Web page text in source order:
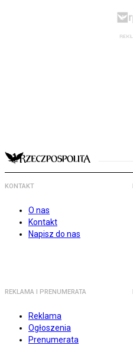
KONTAKT
O nas
Kontakt
Napisz do nas
REKLAMA I PRENUMERATA
Reklama
Ogłoszenia
Prenumerata